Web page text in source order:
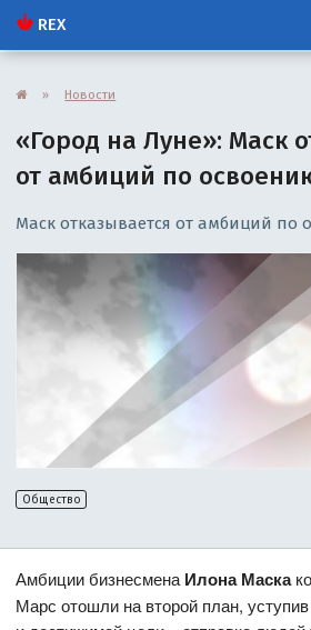
REX
» Новости
«Город на Луне»: Маск
от амбиций по
Маск отказывается от амбиций по
Общество
Амбиции бизнесменаИлона Маска
Марс отошли на второй план,